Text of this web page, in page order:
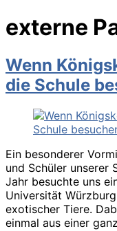
externe
Wenn
die Schule
Ein besonderer
und Schüler unserer
Jahr besuchte uns
Universität
exotischer Tiere.
einmal aus einer